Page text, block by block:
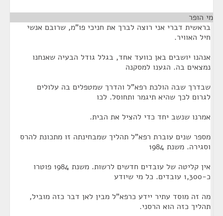
מי הופר
בראשית דברי אני רוצה לברך את חניכי פו"מ, שרובם אנשי
חיל האוויר.
אנהנו יושבים באן כוועד אחד, בגלל גודל הבעיה שאנחנו
נמצאים בה. הגענו למסקנה
שבדרך שבה הולכת רפא"ל והדרך שמטפלים בה עלולים
לגרום לכך שהיא תיגמר ותחוסל. לכו
אמרנו שנשב יחד כדי להציל את הבית.
מספר שנים עוברת רפא"ל תהליך שמבחינתה זו מתכונת להרס
וסגירה. משנת 1984
אין קליטה של עובדים חדשים לרשות. משנת 1984 פוטרו
כ-1,300 עובדים. כל מי שיודע
מה זה מוסד עתיר יידע כרפא"ל מבין לאן דבר כזה מוביל,
תהליך כזה הוא הרסני.